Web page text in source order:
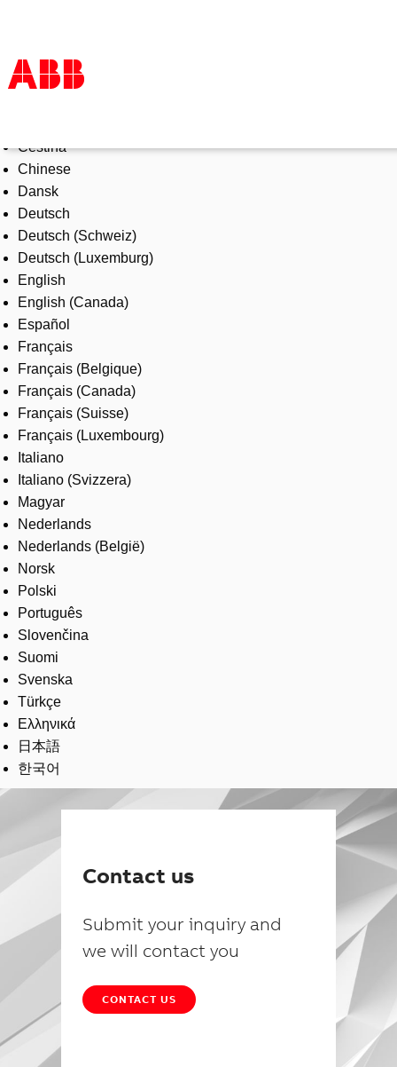
Products & Solutions
Industries
Services
About us
Where to buy
Contact us
Careers
Čeština
Chinese
Dansk
Deutsch
Deutsch (Schweiz)
Deutsch (Luxemburg)
English
English (Canada)
Español
Français
Français (Belgique)
Français (Canada)
Français (Suisse)
Français (Luxembourg)
Italiano
Italiano (Svizzera)
Magyar
Nederlands
Nederlands (België)
Norsk
Polski
Português
Slovenčina
Suomi
Svenska
Türkçe
Ελληνικά
日本語
한국어
Contact us
Submit your inquiry and
we will contact you
CONTACT US